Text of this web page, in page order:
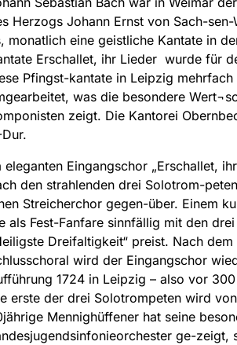
Herzogs Johann Ernst von Sach-
monatlich eine geistliche Kantate in
Erschallet, ihr Lieder wurde für
Pfingst-kantate in Leipzig
was die besondere
zeigt. Die Kantorei
eleganten Eingangschor „Erschallet,
den strahlenden drei Solotrom-
Streicherchor gegen-über. Einem
als Fest-Fanfare sinnfällig mit den
Dreifaltigkeit“ preist. Nach
wird der Eingangschor
1724 in Leipzig – also vor
erste der drei Solotrompeten wird
Mennighüffener hat seine
ge-zeigt,